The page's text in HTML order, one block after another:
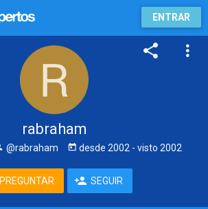
ENTRAR
rabraham
@rabraham desde 2002 - visto 2002
PREGUNTAR SEGUIR